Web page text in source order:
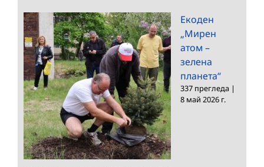
Екоден
„Мирен
атом –
зелена
планета“
337 прегледа |
8 май 2026 г.